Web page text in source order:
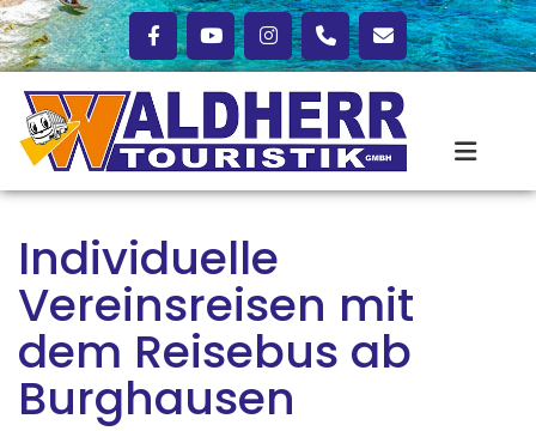
Zum Inhalt springen
Individuelle
Vereinsreisen mit
dem Reisebus ab
Burghausen